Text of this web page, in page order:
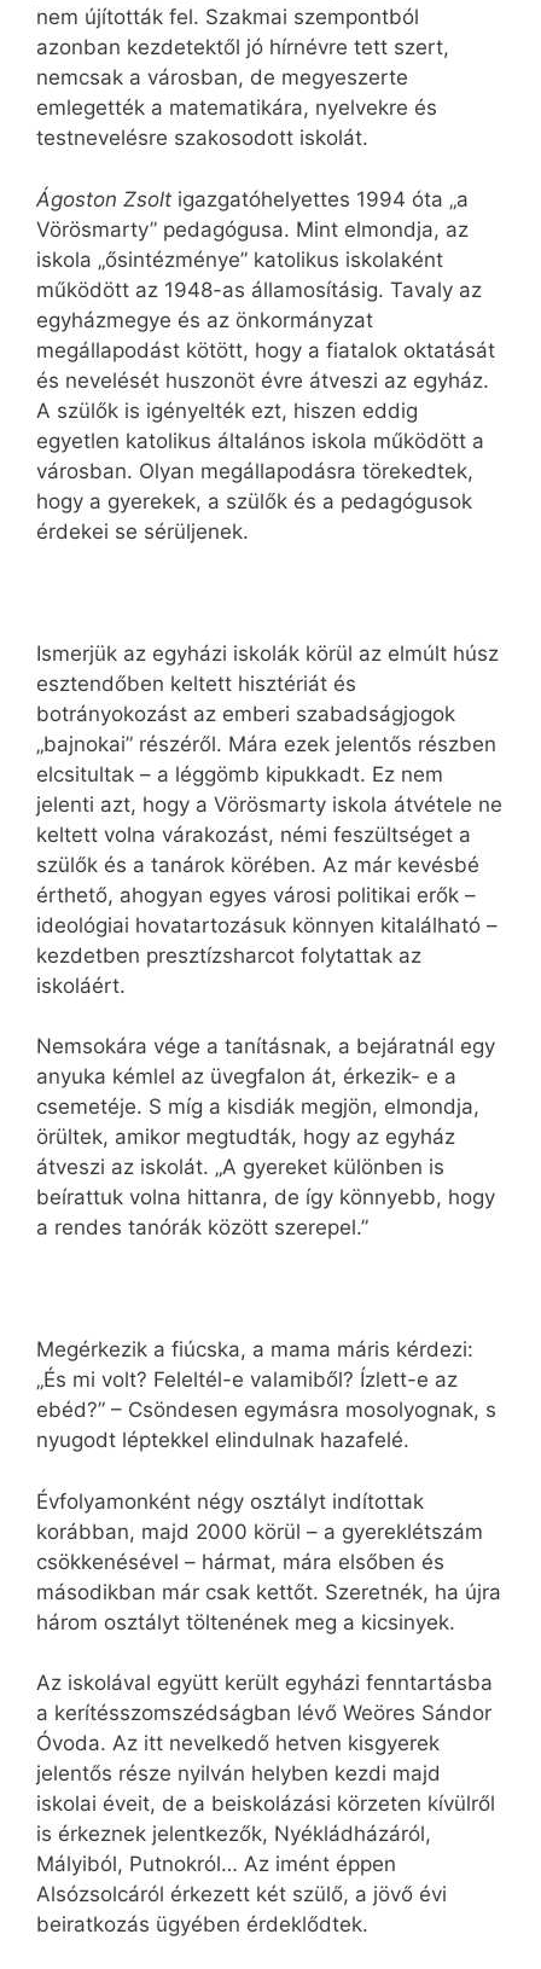
nem újították fel. Szakmai szempontból
azonban kezdetektől jó hírnévre tett szert,
nemcsak a városban, de megyeszerte
emlegették a matematikára, nyelvekre és
testnevelésre szakosodott iskolát.
Ágoston Zsolt igazgatóhelyettes 1994 óta „a
Vörösmarty” pedagógusa. Mint elmondja, az
iskola „ősintézménye” katolikus iskolaként
működött az 1948-as államosításig. Tavaly az
egyházmegye és az önkormányzat
megállapodást kötött, hogy a fiatalok oktatását
és nevelését huszonöt évre átveszi az egyház.
A szülők is igényelték ezt, hiszen eddig
egyetlen katolikus általános iskola működött a
városban. Olyan megállapodásra törekedtek,
hogy a gyerekek, a szülők és a pedagógusok
érdekei se sérüljenek.
Ismerjük az egyházi iskolák körül az elmúlt húsz
esztendőben keltett hisztériát és
botrányokozást az emberi szabadságjogok
„bajnokai” részéről. Mára ezek jelentős részben
elcsitultak – a léggömb kipukkadt. Ez nem
jelenti azt, hogy a Vörösmarty iskola átvétele ne
keltett volna várakozást, némi feszültséget a
szülők és a tanárok körében. Az már kevésbé
érthető, ahogyan egyes városi politikai erők –
ideológiai hovatartozásuk könnyen kitalálható –
kezdetben presztízsharcot folytattak az
iskoláért.
Nemsokára vége a tanításnak, a bejáratnál egy
anyuka kémlel az üvegfalon át, érkezik- e a
csemetéje. S míg a kisdiák megjön, elmondja,
örültek, amikor megtudták, hogy az egyház
átveszi az iskolát. „A gyereket különben is
beírattuk volna hittanra, de így könnyebb, hogy
a rendes tanórák között szerepel.”
Megérkezik a fiúcska, a mama máris kérdezi:
„És mi volt? Feleltél-e valamiből? Ízlett-e az
ebéd?” – Csöndesen egymásra mosolyognak, s
nyugodt léptekkel elindulnak hazafelé.
Évfolyamonként négy osztályt indítottak
korábban, majd 2000 körül – a gyereklétszám
csökkenésével – hármat, mára elsőben és
másodikban már csak kettőt. Szeretnék, ha újra
három osztályt töltenének meg a kicsinyek.
Az iskolával együtt került egyházi fenntartásba
a kerítésszomszédságban lévő Weöres Sándor
Óvoda. Az itt nevelkedő hetven kisgyerek
jelentős része nyilván helyben kezdi majd
iskolai éveit, de a beiskolázási körzeten kívülről
is érkeznek jelentkezők, Nyékládházáról,
Mályiból, Putnokról… Az imént éppen
Alsózsolcáról érkezett két szülő, a jövő évi
beiratkozás ügyében érdeklődtek.